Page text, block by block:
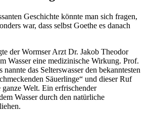
Geschichte könnte man sich fragen,
war, dass selbst Goethe es danach
der Wormser Arzt Dr. Jakob Theodor
Wasser eine medizinische Wirkung. Prof.
das Selterswasser den bekanntesten
Säuerlinge“ und dieser Ruf
ganze Welt. Ein erfrischender
Wasser durch den natürliche